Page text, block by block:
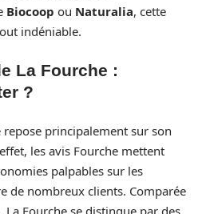
Biocoop ou Naturalia, cette
indéniable.
La Fourche :
?
repose principalement sur son
les avis Fourche mettent
palpables sur les
de nombreux clients. Comparée
La Fourche se distingue par des